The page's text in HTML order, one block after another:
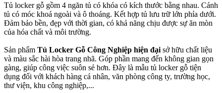
Tủ locker gỗ gồm 4 ngăn tủ có khóa có kích thước bằng nhau. Cánh
tủ có móc khoá ngoài và ô thoáng. Kết hợp tủ lưu trữ lớn phía dưới.
Đảm bảo bền, đẹp với thời gian, có khả năng chịu được sự ăn mòn
của hóa chất và môi trường.
Sản phẩm Tủ Locker Gỗ Công Nghiệp hiện đại sở hữu chất liệu
và màu sắc hài hòa trang nhã. Góp phần mang đến không gian gọn
gàng, giúp công việc suôn sẻ hơn. Đây là mẫu tủ locker gỗ tiện
dụng đối với khách hàng cá nhân, văn phòng công ty, trường học,
thư viện, khu công nghiệp,...